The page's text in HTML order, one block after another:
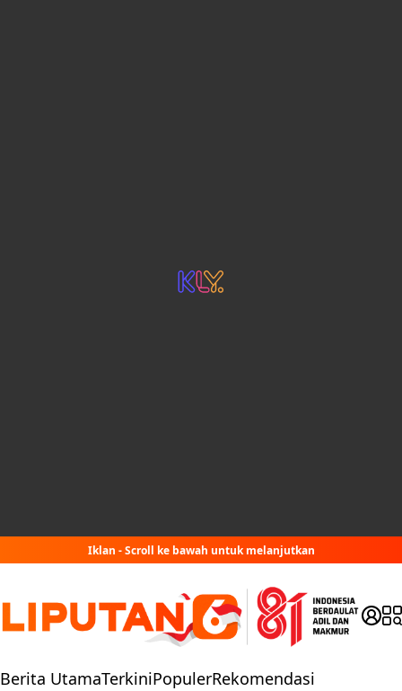
Iklan - Scroll ke bawah untuk melanjutkan
Berita UtamaTerkiniPopulerRekomendasi